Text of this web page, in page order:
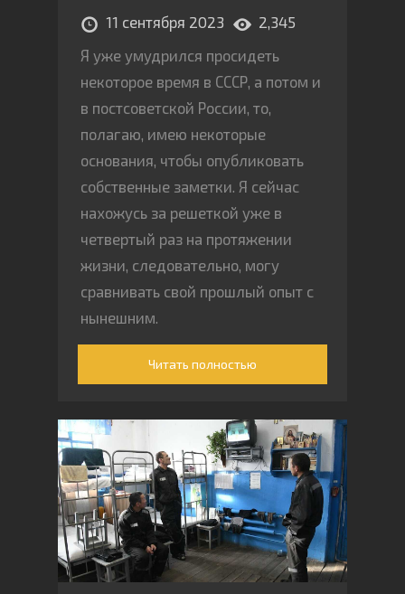
11 сентября 2023
2,345
Я уже умудрился просидеть
некоторое время в СССР, а потом и
в постсоветской России, то,
полагаю, имею некоторые
основания, чтобы опубликовать
собственные заметки. Я сейчас
нахожусь за решеткой уже в
четвертый раз на протяжении
жизни, следовательно, могу
сравнивать свой прошлый опыт с
нынешним.
Читать полностью